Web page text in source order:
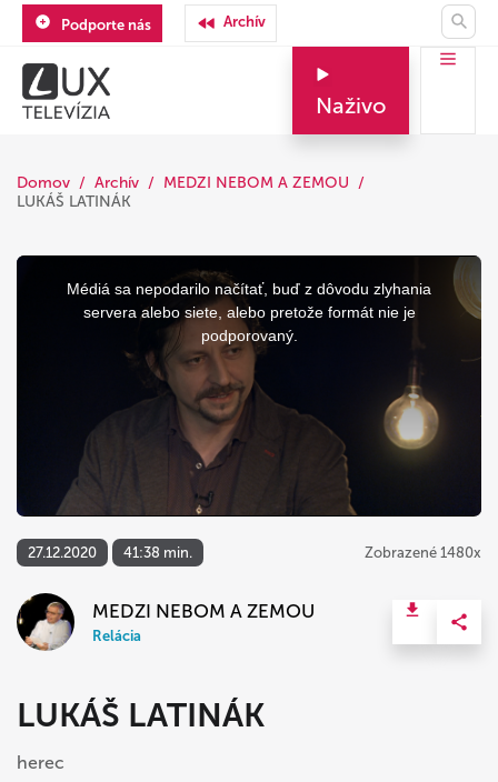
Podporte nás Archív
Naživo
Domov Archív
MEDZI NEBOM A ZEMOU
LUKÁŠ LATINÁK
This
Médiá sa nepodarilo načítať, buď z dôvodu zlyhania
servera alebo siete, alebo pretože formát nie je
podporovaný.
27.12.2020 41:38 min. Zobrazené 1480x
MEDZI NEBOM A ZEMOU
Relácia
LUKÁŠ LATINÁK
herec